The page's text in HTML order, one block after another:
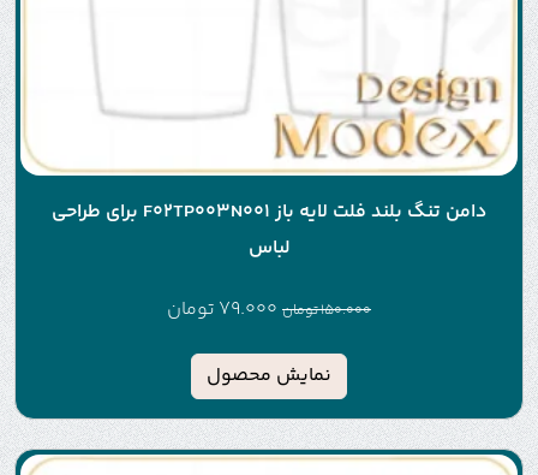
دامن تنگ بلند فلت لایه باز F02TP003N001 برای طراحی
لباس
150.000تومان 79.000 تومان
نمایش محصول